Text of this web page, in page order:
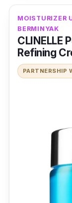
MOISTURIZER
BERMINYAK
CLINELLE
Refining
PARTNERSHIP